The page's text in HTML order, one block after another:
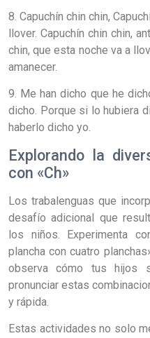
8. Capuchín chin chin,
llover. Capuchín chin chin,
chin, que esta noche va a
amanecer.
9. Me han dicho que he
dicho. Porque si lo hubiera
haberlo dicho yo.
Explorando la
con «Ch»
Los trabalenguas que
desafío adicional que
los niños. Experimenta
plancha con cuatro
observa cómo tus hijos
pronunciar estas
y rápida.
Estas actividades no solo